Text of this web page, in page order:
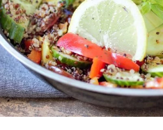
más
proteína
tienen?